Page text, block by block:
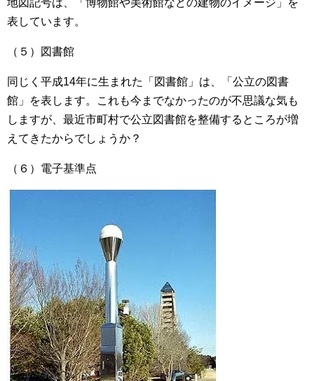
地図記号は、「博物館や美術館などの建物のイメージ」を
表しています。
（５）図書館
同じく平成14年に生まれた「図書館」は、「公立の図書
館」を表します。これも今までなかったのが不思議な気も
しますが、最近市町村で公立図書館を整備するところが増
えてきたからでしょうか？
（６）電子基準点